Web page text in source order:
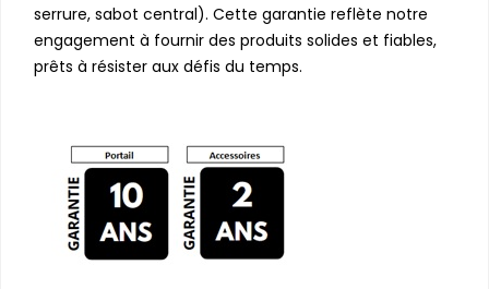
serrure, sabot central). Cette garantie reflète notre
engagement à fournir des produits solides et fiables,
prêts à résister aux défis du temps.